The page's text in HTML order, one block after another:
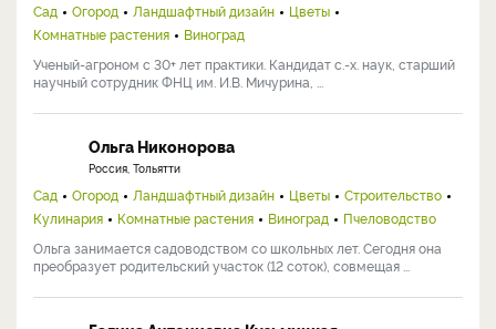
Сад Огород Ландшафтный дизайн
Цветы
Комнатные растения
Виноград
Ученый-агроном с 30+ лет практики. Кандидат с.-х. наук, старший
научный сотрудник ФНЦ им. И.В. Мичурина, ...
Ольга Никонорова
Россия, Тольятти
Сад Огород Ландшафтный дизайн Цветы
Строительство
Кулинария
Комнатные растения Виноград
Пчеловодство
Ольга занимается садоводством со школьных лет. Сегодня она
преобразует родительский участок (12 соток), совмещая ...